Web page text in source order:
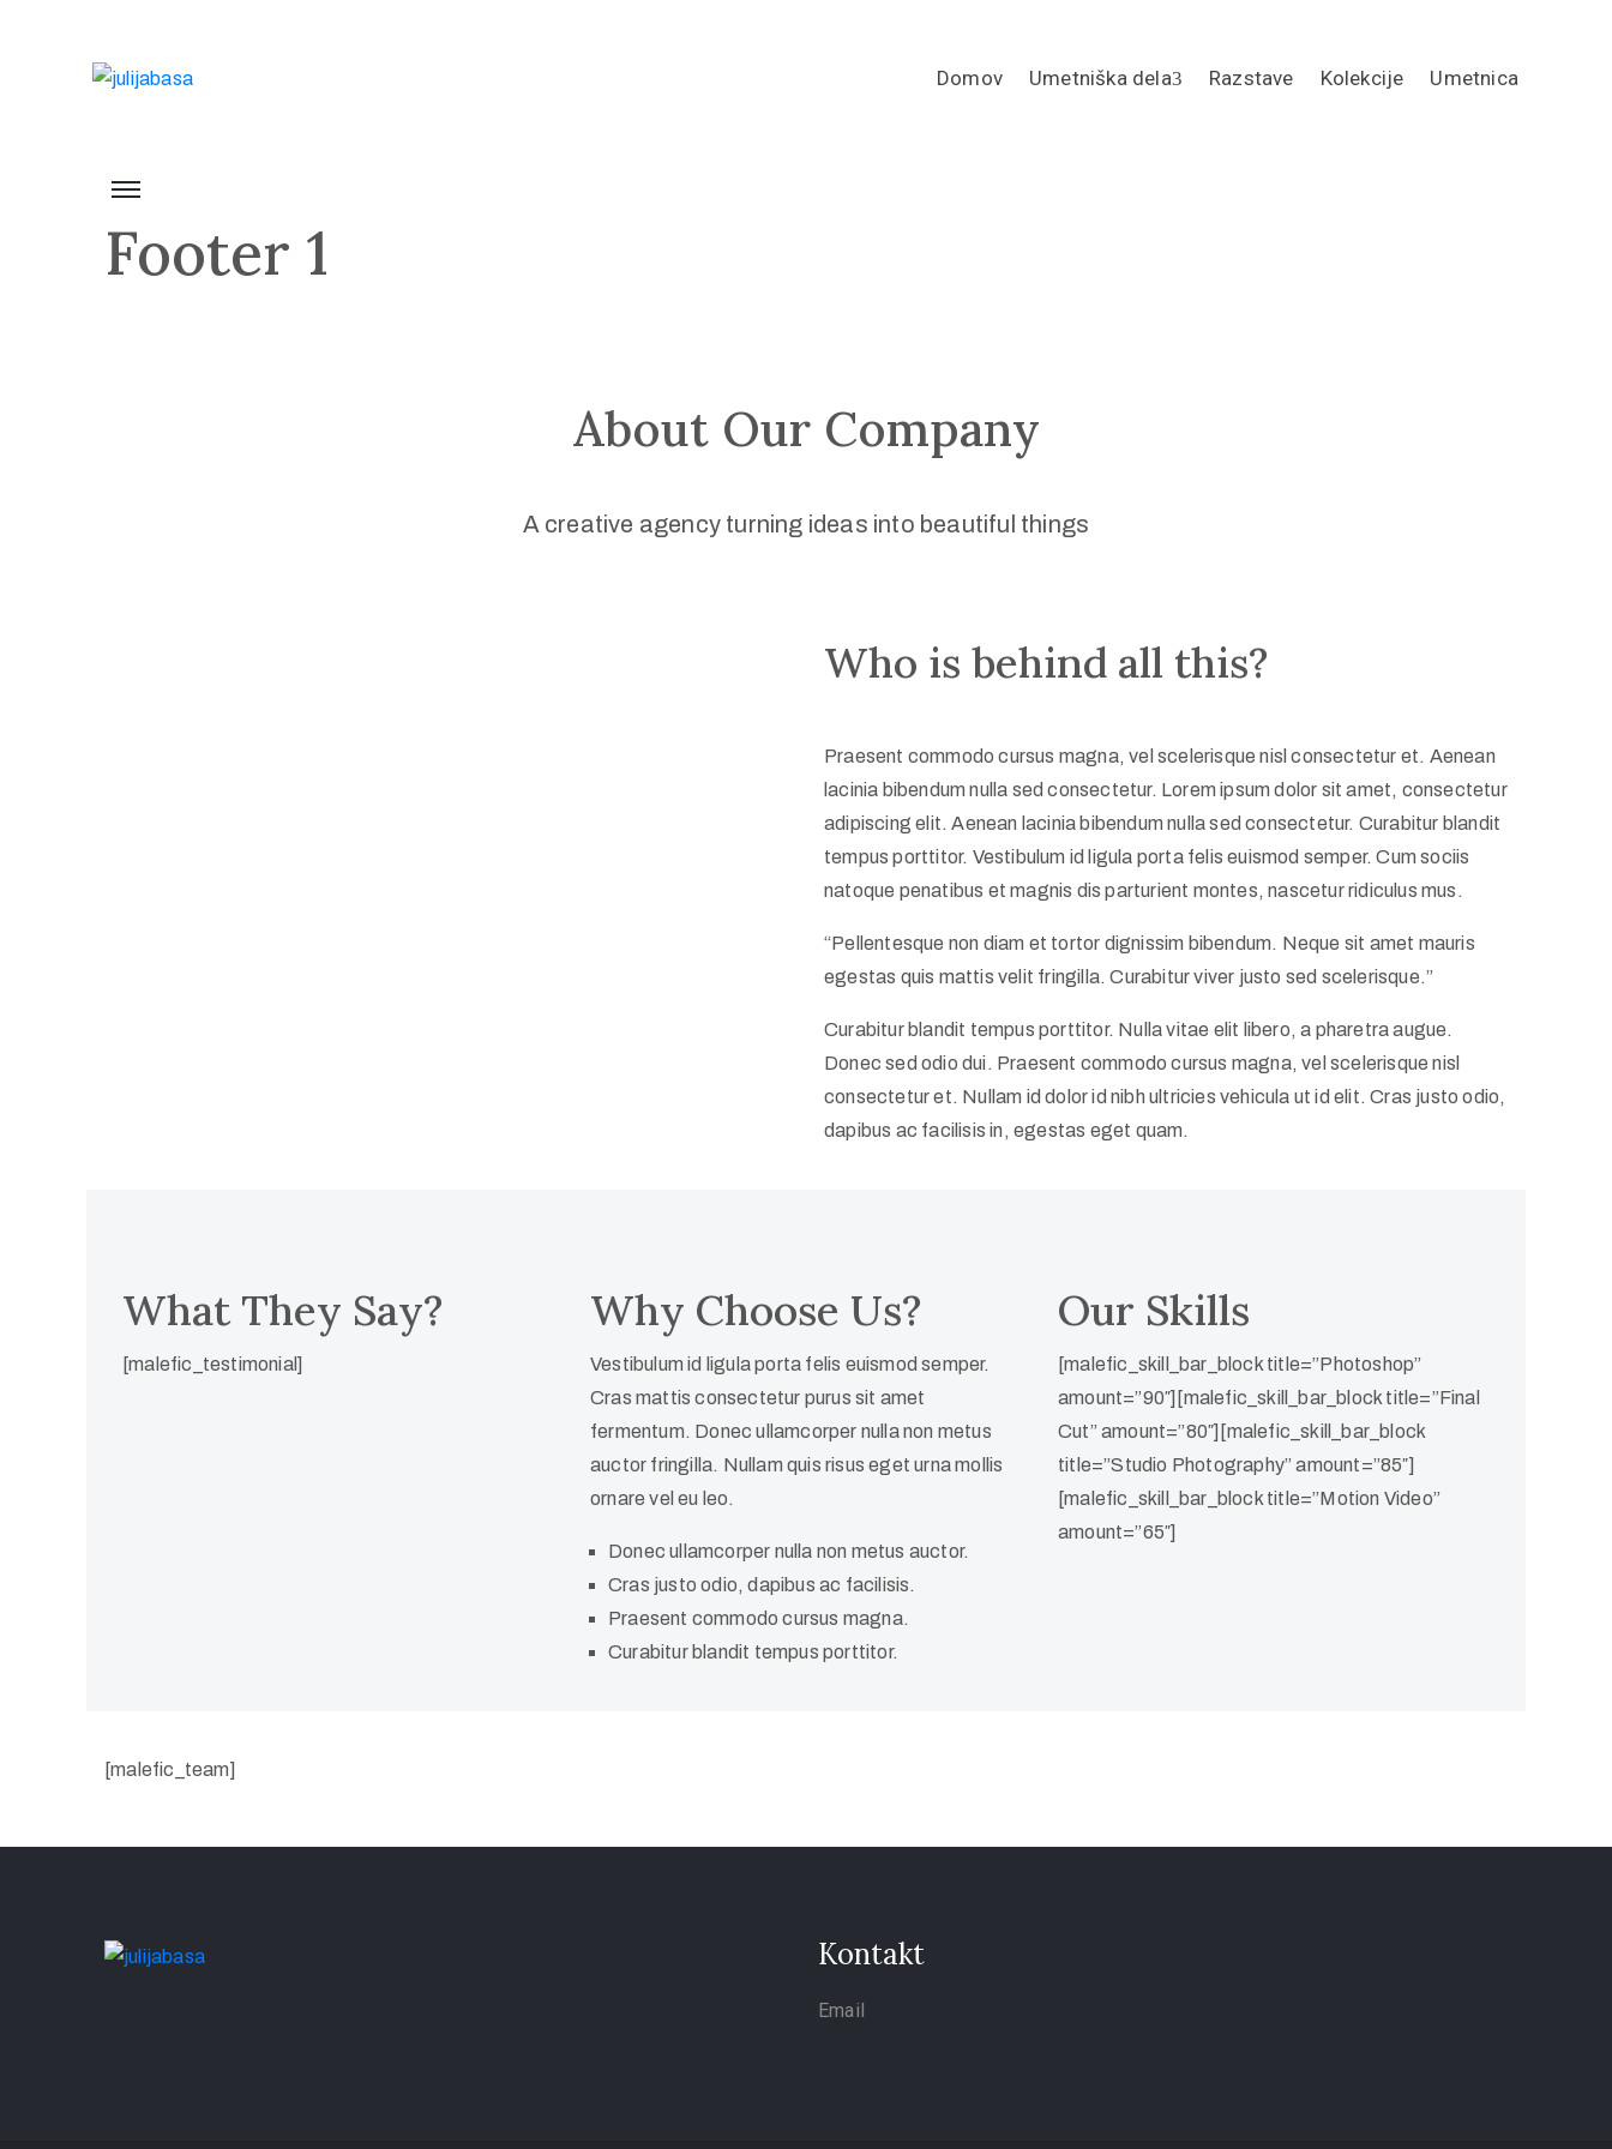
Domov Umetniška dela Razstave Kolekcije
Umetnica
Footer 1
About Our Company
A creative agency turning ideas into beautiful things
Who is behind all this?
Praesent commodo cursus magna, vel scelerisque nisl consectetur et. Aenean
lacinia bibendum nulla sed consectetur. Lorem ipsum dolor sit amet, consectetur
adipiscing elit. Aenean lacinia bibendum nulla sed consectetur. Curabitur blandit
tempus porttitor. Vestibulum id ligula porta felis euismod semper. Cum sociis
natoque penatibus et magnis dis parturient montes, nascetur ridiculus mus.
“Pellentesque non diam et tortor dignissim bibendum. Neque sit amet mauris
egestas quis mattis velit fringilla. Curabitur viver justo sed scelerisque.”
Curabitur blandit tempus porttitor. Nulla vitae elit libero, a pharetra augue.
Donec sed odio dui. Praesent commodo cursus magna, vel scelerisque nisl
consectetur et. Nullam id dolor id nibh ultricies vehicula ut id elit. Cras justo odio,
dapibus ac facilisis in, egestas eget quam.
What They Say?
[malefic_testimonial]
Why Choose Us?
Vestibulum id ligula porta felis euismod semper.
Cras mattis consectetur purus sit amet
fermentum. Donec ullamcorper nulla non metus
auctor fringilla. Nullam quis risus eget urna mollis
ornare vel eu leo.
Donec ullamcorper nulla non metus auctor.
Cras justo odio, dapibus ac facilisis.
Praesent commodo cursus magna.
Curabitur blandit tempus porttitor.
Our Skills
[malefic_skill_bar_block title=”Photoshop”
amount=”90″][malefic_skill_bar_block title=”Final
Cut” amount=”80″][malefic_skill_bar_block
title=”Studio Photography” amount=”85″]
[malefic_skill_bar_block title=”Motion Video”
amount=”65″]
[malefic_team]
Kontakt
Email